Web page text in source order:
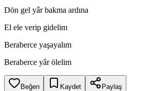
Dön gel yâr bakma ardına
El ele verip gidelim
Beraberce yaşayalım
Beraberce yâr ölelim
Beğen Kaydet Paylaş